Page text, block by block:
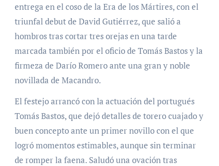
entrega en el coso de la Era de los Mártires, con el
triunfal debut de David Gutiérrez, que salió a
hombros tras cortar tres orejas en una tarde
marcada también por el oficio de Tomás Bastos y la
firmeza de Darío Romero ante una gran y noble
novillada de Macandro.
El festejo arrancó con la actuación del portugués
Tomás Bastos, que dejó detalles de torero cuajado y
buen concepto ante un primer novillo con el que
logró momentos estimables, aunque sin terminar
de romper la faena. Saludó una ovación tras